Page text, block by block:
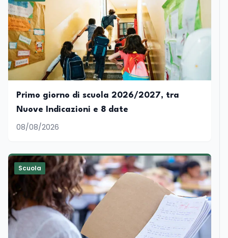
Primo giorno di scuola 2026/2027, tra
Nuove Indicazioni e 8 date
08/08/2026
Scuola